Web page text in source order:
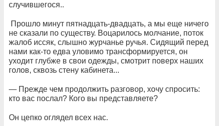
случившегося..
Прошло минут пятнадцать-двадцать, а мы еще ничего
не сказали по существу. Воцарилось молчание, поток
жалоб иссяк, слышно журчанье ручья. Сидящий перед
нами как-то едва уловимо трансформируется, он
уходит глубже в свои одежды, смотрит поверх наших
голов, сквозь стену кабинета...
— Прежде чем продолжить разговор, хочу спросить:
кто вас послал? Кого вы представляете?
Он цепко оглядел всех нас.